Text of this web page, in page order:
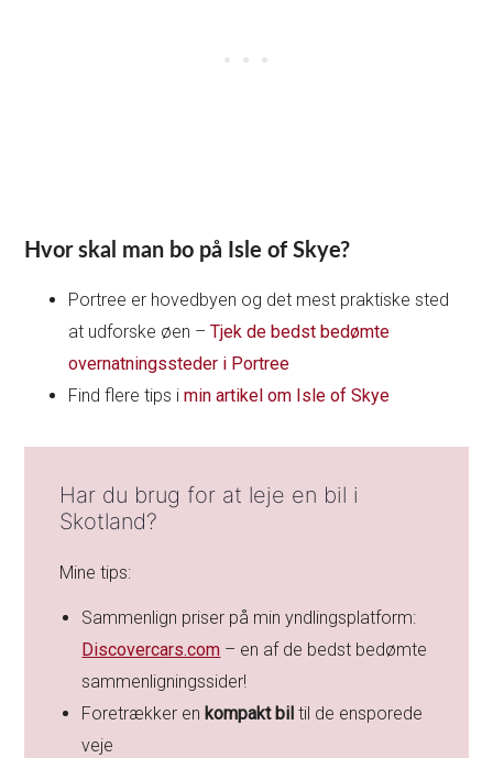
Hvor skal man bo på Isle of Skye?
Portree er hovedbyen og det mest praktiske sted
at udforske øen –Tjek de bedst bedømte
overnatningssteder i Portree
Find flere tips imin artikel om Isle of Skye
Har du brug for at leje en bil i
Skotland?
Mine tips:
Sammenlign priser på min yndlingsplatform:
Discovercars.com – en af de bedst bedømte
sammenligningssider!
Foretrækker en kompakt bil til de ensporede
veje